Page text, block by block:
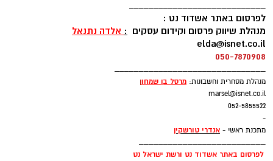
____________________________
לפרסום באתר אשדוד נט :
מנהלת שיווק פרסום וקידום עסקים : אלדה נתנאל
elda@isnet.co.il
050-7870908
_______________________________
מנהלת מסחרית וחשבונות: מרסל בן שמחון
marsel@isnet.co.il
052-5855522
-
מתכנת ראשי - אנדרי טורשקין
__________________________
לפרסום באתר אשדוד נט ורשת ישראל נט